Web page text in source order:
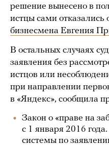
решение вынесено в
истцы сами отказались
бизнесмена Евгения
В остальных случаях
заявления без
истцов или
при направлении
в «Яндекс», сообщила
Закон о «праве на
с 1 января 2016
системы по